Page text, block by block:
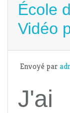
École
Vidéo
Envoyé par
J'ai